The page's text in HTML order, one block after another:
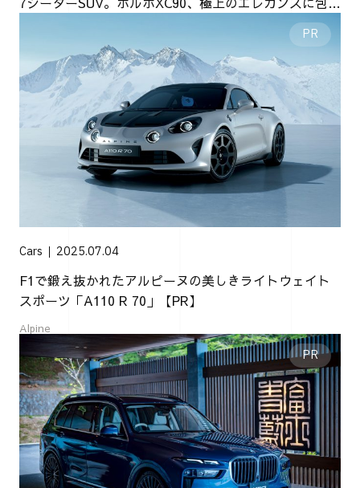
Cars 2025.07.04
F1で鍛え抜かれたアルピーヌの美しきライトウェイト
スポーツ「A110 R 70」【PR】
Alpine